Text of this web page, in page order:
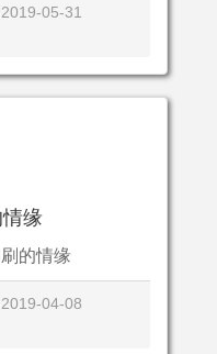
2019-05-31
缘
的情缘
2019-04-08